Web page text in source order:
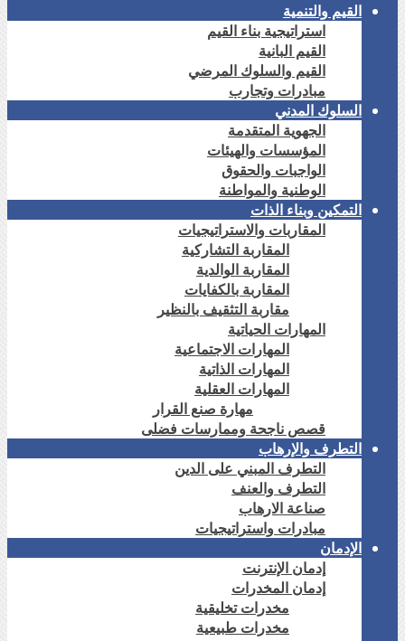
القيم والتنمية
استراتيجية بناء القيم
القيم البانية
القيم والسلوك المرضي
مبادرات وتجارب
السلوك المدني
الجهوية المتقدمة
المؤسسات والهيئات
الواجبات والحقوق
الوطنية والمواطنة
التمكين وبناء الذات
المقاربات والاستراتيجيات
المقاربة التشاركية
المقاربة الوالدية
المقاربة بالكفايات
مقاربة التثقيف بالنظير
المهارات الحياتية
المهارات الاجتماعية
المهارات الذاتية
المهارات العقلية
مهارة صنع القرار
قصص ناجحة وممارسات فضلى
التطرف والإرهاب
التطرف المبني على الدين
التطرف والعنف
صناعة الارهاب
مبادرات واستراتيجيات
الإدمان
إدمان الإنترنت
إدمان المخدرات
مخدرات تخليقية
مخدرات طبيعية